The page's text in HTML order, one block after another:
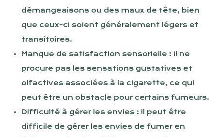
démangeaisons ou des maux de tête, bien
que ceux-ci soient généralement légers et
transitoires.
Manque de satisfaction sensorielle : il ne
procure pas les sensations gustatives et
olfactives associées à la cigarette, ce qui
peut être un obstacle pour certains fumeurs.
Difficulté à gérer les envies : il peut être
difficile de gérer les envies de fumer en